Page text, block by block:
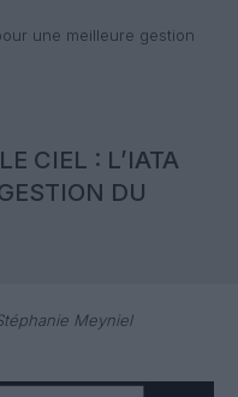
une meilleure gestion
CIEL : L’IATA
DU
Meyniel